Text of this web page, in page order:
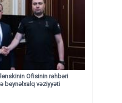
Ofisinin rəhbəri
beynəlxalq vəziyyəti